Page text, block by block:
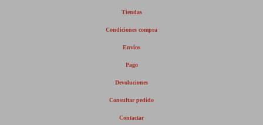
Tiendas
Condiciones compra
Envíos
Pago
Devoluciones
Consultar pedido
Contactar